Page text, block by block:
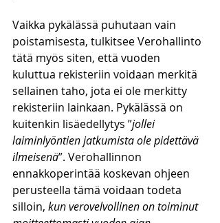
Vaikka pykälässä puhutaan vain
poistamisesta, tulkitsee Verohallinto
tätä myös siten, että vuoden
kuluttua rekisteriin voidaan merkitä
sellainen taho, jota ei ole merkitty
rekisteriin lainkaan. Pykälässä on
kuitenkin lisäedellytys ”jollei
laiminlyöntien jatkumista ole pidettävä
ilmeisenä”. Verohallinnon
ennakkoperintää koskevan ohjeen
perusteella tämä voidaan todeta
silloin, kun verovelvollinen on toiminut